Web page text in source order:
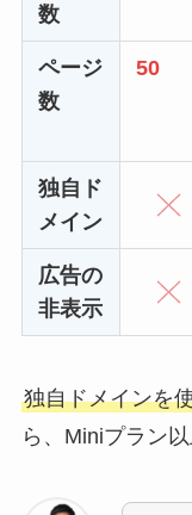
数
ページ
数
50
独自ド
メイン
広告の
非表示
独自ドメインを
ら、Miniプラン